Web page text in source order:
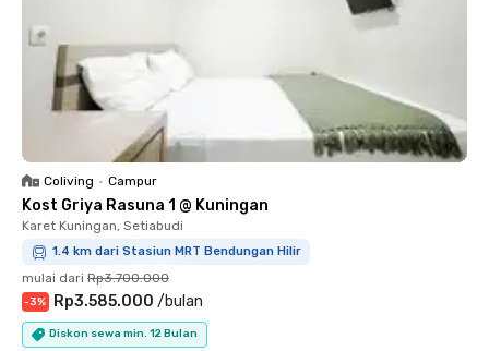
Coliving • Campur
Kost Griya Rasuna 1 @ Kuningan
Karet Kuningan, Setiabudi
1.4 km dari Stasiun MRT Bendungan Hilir
mulai dari Rp3.700.000
-3% Rp3.585.000 /bulan
Diskon sewa min. 12 Bulan